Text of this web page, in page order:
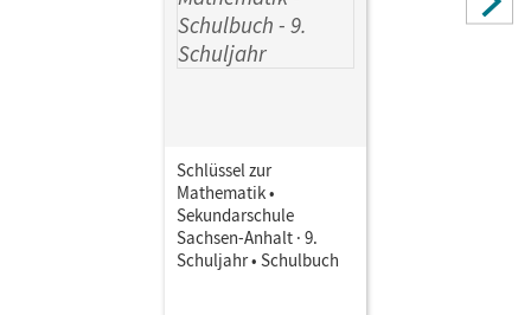
Schlüssel zur
Mathematik •
Sekundarschule
Sachsen-Anhalt · 9.
Schuljahr • Schulbuch